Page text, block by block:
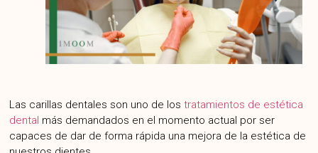
Las carillas dentales son uno de lostratamientos de estética
dental más demandados en el momento actual por ser
capaces de dar de forma rápida una mejora de la estética de